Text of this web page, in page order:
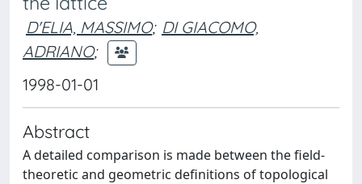
D'ELIA, MASSIMO; DI GIACOMO,
ADRIANO;
1998-01-01
Abstract
A detailed comparison is made between the field-
theoretic and geometric definitions of topological